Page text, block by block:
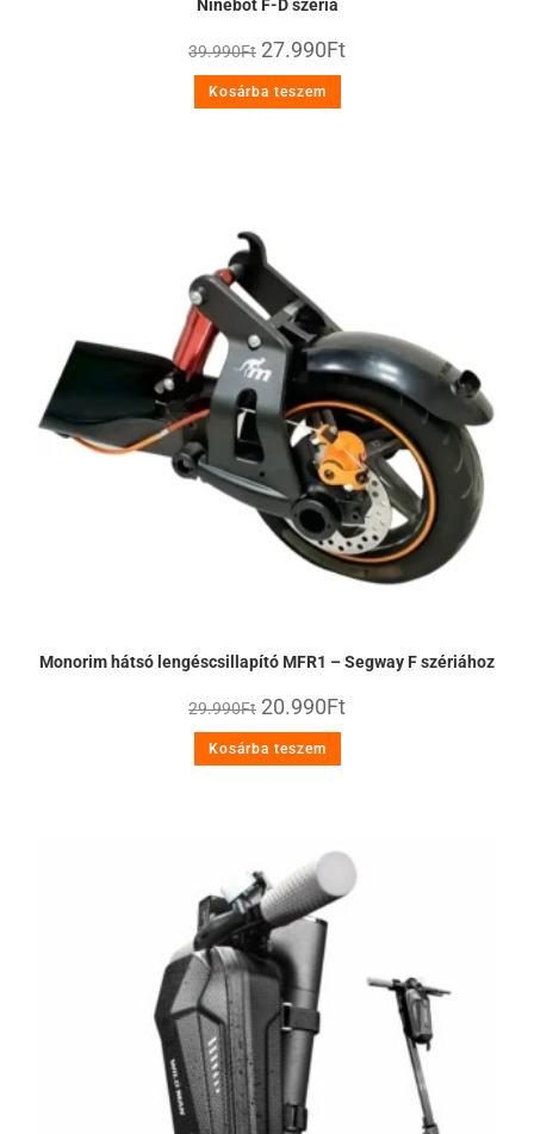
Ninebot F-D széria
39.990Ft 27.990Ft
Kosárba teszem
Monorim hátsó lengéscsillapító MFR1 – Segway F szériához
29.990Ft 20.990Ft
Kosárba teszem